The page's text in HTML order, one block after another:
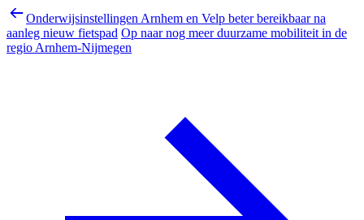
Onderwijsinstellingen Arnhem en Velp beter bereikbaar na
aanleg nieuw fietspad Op naar nog meer duurzame mobiliteit in de
regio Arnhem-Nijmegen